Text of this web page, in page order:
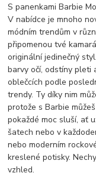
S panenkami Barbie
V nabídce je mnoho
módním trendům v
připomenou tvé
originální jedinečný
barvy očí, odstíny pleti
oblečcích podle
trendy. Ty díky nim
protože s Barbie
pokaždé moc sluší, ať
šatech nebo v
nebo moderním
kreslené potisky.
vzhled.